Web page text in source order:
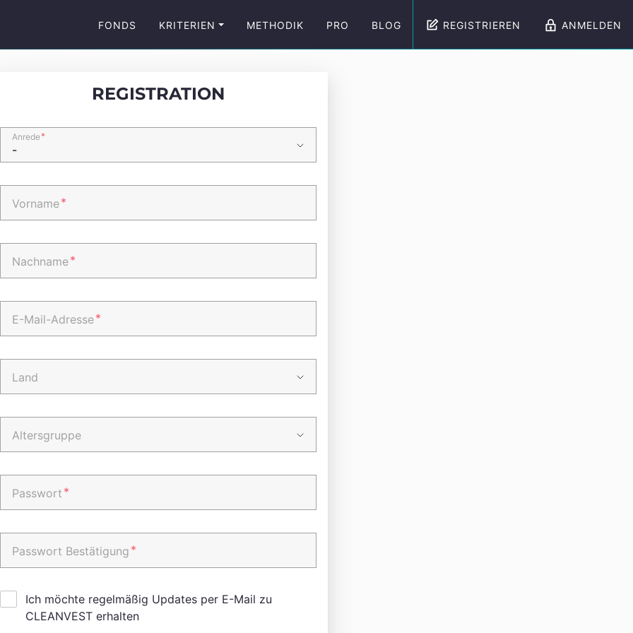
FONDS KRITERIEN METHODIK PRO BLOG REGISTRIEREN ANMELDEN
REGISTRATION
Anrede*
Vorname*
Nachname*
E-Mail-Adresse*
Land
Altersgruppe
Passwort *
Passwort Bestätigung *
Ich möchte regelmäßig Updates per E-Mail zu
CLEANVEST erhalten